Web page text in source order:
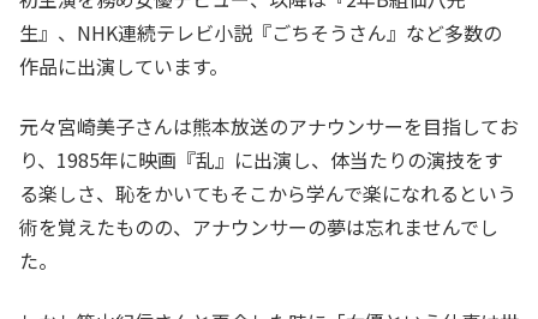
生』、NHK連続テレビ小説『ごちそうさん』など多数の
作品に出演しています。
元々宮崎美子さんは熊本放送のアナウンサーを目指してお
り、1985年に映画『乱』に出演し、体当たりの演技をす
る楽しさ、恥をかいてもそこから学んで楽になれるという
術を覚えたものの、アナウンサーの夢は忘れませんでし
た。